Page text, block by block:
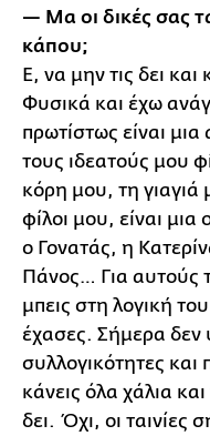
— Μα οι δικές σας
κάπου;
Ε, να μην τις δει και
Φυσικά και έχω
πρωτίστως είναι
τους ιδεατούς μου
κόρη μου, τη γιαγιά
φίλοι μου, είναι
ο Γονατάς, η
Πάνος… Για αυτούς
μπεις στη λογική
έχασες. Σήμερα δεν
συλλογικότητες και
κάνεις όλα χάλια
δει. Όχι, οι ταινίες